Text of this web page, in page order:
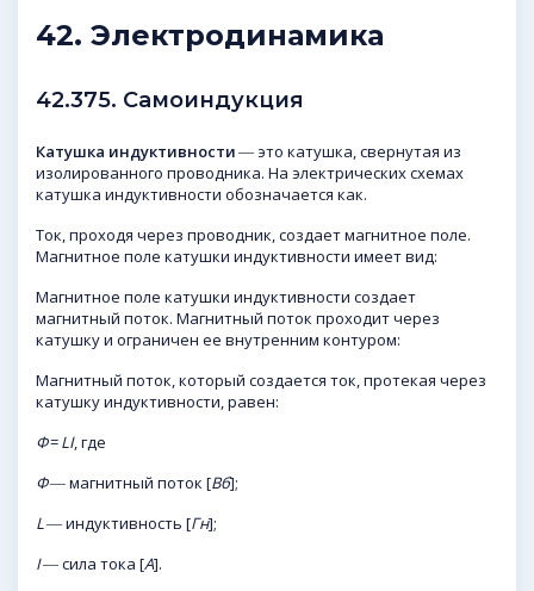
42. Электродинамика
42.375. Самоиндукция
Катушка индуктивности― это катушка, свернутая из
изолированного проводника. На электрических схемах
катушка индуктивности обозначается как.
Ток, проходя через проводник, создает магнитное поле.
Магнитное поле катушки индуктивности имеет вид:
Магнитное поле катушки индуктивности создает
магнитный поток. Магнитный поток проходит через
катушку и ограничен ее внутренним контуром:
Магнитный поток, который создается ток, протекая через
катушку индуктивности, равен:
Ф=LI, где
Ф― магнитный поток [Вб];
L ― индуктивность [Гн];
I― сила тока [А].